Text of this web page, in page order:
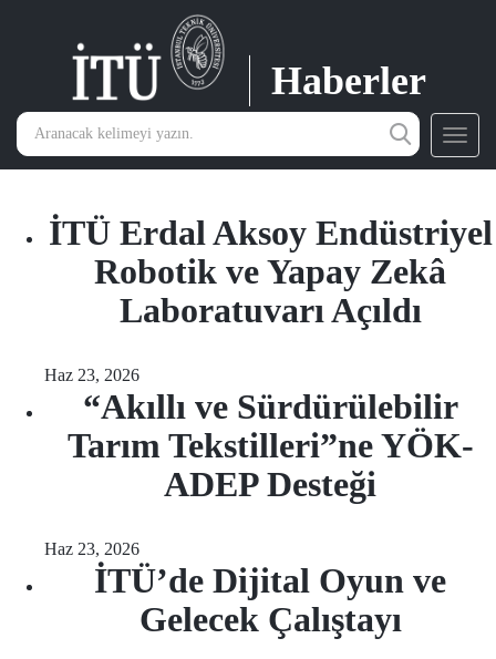
Haberler
İTÜ Erdal Aksoy Endüstriyel
Robotik ve Yapay Zekâ
Laboratuvarı Açıldı
Haz 23, 2026
“Akıllı ve Sürdürülebilir
Tarım Tekstilleri”ne YÖK-
ADEP Desteği
Haz 23, 2026
İTÜ’de Dijital Oyun ve
Gelecek Çalıştayı